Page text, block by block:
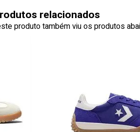
relacionados
produto também viu os produtos